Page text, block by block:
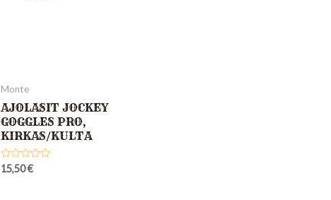
Monte
AJOLASIT JOCKEY
GOGGLES PRO,
KIRKAS/KULTA
Rated
15,50€